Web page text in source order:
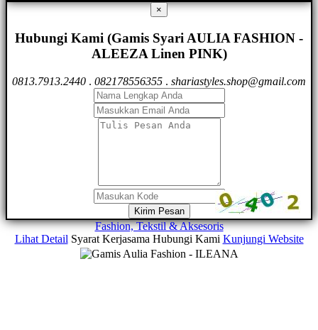
×
Hubungi Kami (Gamis Syari AULIA FASHION -
ALEEZA Linen PINK)
0813.7913.2440 . 082178556355 . shariastyles.shop@gmail.com
Kirim Pesan
Fashion, Tekstil & Aksesoris
Lihat Detail Syarat Kerjasama Hubungi Kami Kunjungi Website